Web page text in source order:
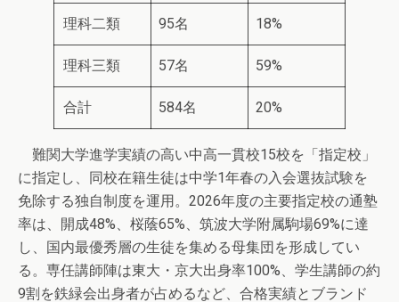
理科二類 95名 18%
理科三類 57名 59%
合計 584名 20%
難関大学進学実績の高い中高一貫校15校を「指定校」
に指定し、同校在籍生徒は中学1年春の入会選抜試験を
免除する独自制度を運用。2026年度の主要指定校の通塾
率は、開成48%、桜蔭65%、筑波大学附属駒場69%に達
し、国内最優秀層の生徒を集める母集団を形成してい
る。専任講師陣は東大・京大出身率100%、学生講師の約
9割を鉄緑会出身者が占めるなど、合格実績とブランド